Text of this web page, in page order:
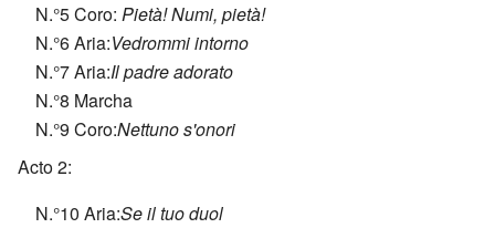
N.°5 Coro: Pietà! Numi, pietà!
N.°6 Aria:Vedrommi intorno
N.°7 Aria:Il padre adorato
N.°8 Marcha
N.°9 Coro:Nettuno s'onori
Acto 2:
N.°10 Aria:Se il tuo duol